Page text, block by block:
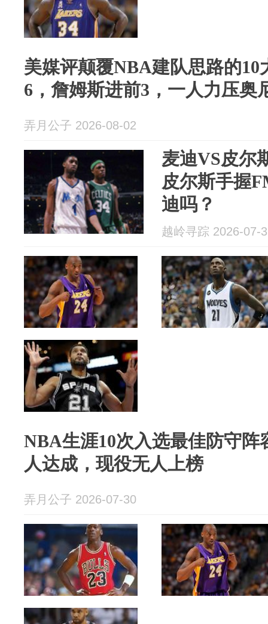
美媒评颠覆NBA建队思路的10
6，詹姆斯进前3，一人力压奥
弄月公子 2026-08-02
麦迪VS皮尔
皮尔斯手握
迪吗？
越岭寻踪 2026-07-
NBA生涯10次入选最佳防守阵
人达成，现役无人上榜
弄月公子 2026-07-30